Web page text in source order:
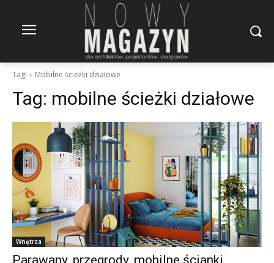
Tagi Mobilne ścieżki działowe
Tag: mobilne ścieżki działowe
Wnętrza
Parawany, przegrody, mobilne ścianki